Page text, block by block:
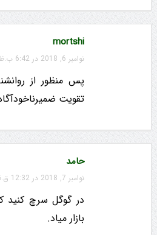
mortshi
نوامبر 6, 2018 در 6:42 ب.ظ
پس منظور از
تقویت
حامد
نوامبر 7, 2018 در 12:32 ق.ظ
در گوگل سرچ کنید
بازار میاد.